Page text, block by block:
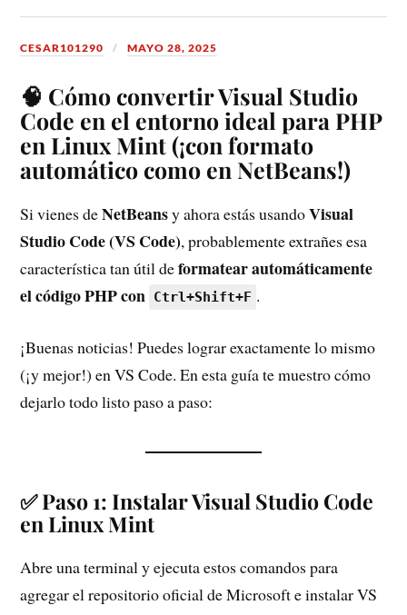
CESAR101290 MAYO 28, 2025
🧠 Cómo convertir Visual Studio
Code en el entorno ideal para PHP
en Linux Mint (¡con formato
automático como en NetBeans!)
Si vienes deNetBeansy ahora estás usandoVisual
Studio Code (VS Code), probablemente extrañes esa
característica tan útil deformatear automáticamente
el código PHP con Ctrl+Shift+F .
¡Buenas noticias! Puedes lograr exactamente lo mismo
(¡y mejor!) en VS Code. En esta guía te muestro cómo
dejarlo todo listo paso a paso:
✅ Paso 1: Instalar Visual Studio Code
en Linux Mint
Abre una terminal y ejecuta estos comandos para
agregar el repositorio oficial de Microsoft e instalar VS